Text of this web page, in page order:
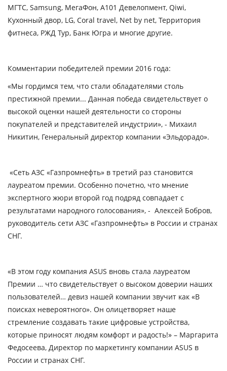
МГТС, Samsung, МегаФон, А101 Девелопмент, Qiwi,
Кухонный двор, LG, Coral travel, Net by net, Территория
фитнеса, РЖД Тур, Банк Югра и многие другие.
Комментарии победителей премии 2016 года:
«Мы гордимся тем, что стали обладателями столь
престижной премии... Данная победа свидетельствует о
высокой оценки нашей деятельности со стороны
покупателей и представителей индустрии», - Михаил
Никитин, Генеральный директор компании «Эльдорадо».
«Сеть АЗС «Газпромнефть» в третий раз становится
лауреатом премии. Особенно почетно, что мнение
экспертного жюри второй год подряд совпадает с
результатами народного голосования», - Алексей Бобров,
руководитель сети АЗС «Газпромнефть» в России и странах
СНГ.
«В этом году компания ASUS вновь стала лауреатом
Премии … что свидетельствует о высоком доверии наших
пользователей… девиз нашей компании звучит как «В
поисках невероятного». Он олицетворяет наше
стремление создавать такие цифровые устройства,
которые приносят людям комфорт и радость!» – Маргарита
Федосеева, Директор по маркетингу компании ASUS в
России и странах СНГ.